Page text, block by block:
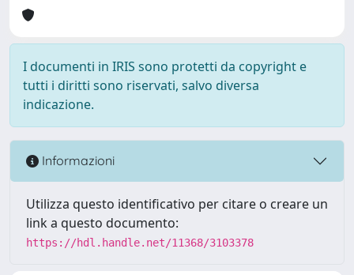
I documenti in IRIS sono protetti da copyright e
tutti i diritti sono riservati, salvo diversa
indicazione.
Informazioni
Utilizza questo identificativo per citare o creare un
link a questo documento:
https://hdl.handle.net/11368/3103378